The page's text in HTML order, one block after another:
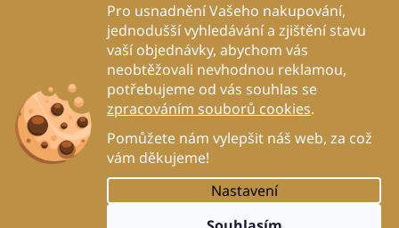
Pro usnadnění Vašeho nakupování,
jednodušší vyhledávání a zjištění stavu
vaší objednávky, abychom vás
neobtěžovali nevhodnou reklamou,
potřebujeme od vás souhlas se
zpracováním souborů cookies.
Pomůžete nám vylepšit náš web, za což
vám děkujeme!
Nastavení
Podmínky ochrany osobních údajů
Proč to děláme?
Blog
DogRehab
Vytvořil Shoptet